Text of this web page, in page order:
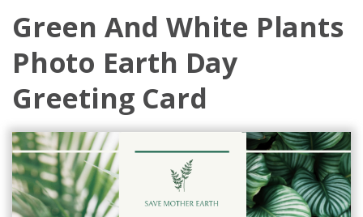
Green And White Plants
Photo Earth Day
Greeting Card